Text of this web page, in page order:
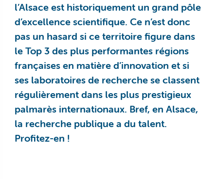
l’Alsace est historiquement un grand pôle
d’excellence scientifique. Ce n’est donc
pas un hasard si ce territoire figure dans
le Top 3 des plus performantes régions
françaises en matière d’innovation et si
ses laboratoires de recherche se classent
régulièrement dans les plus prestigieux
palmarès internationaux. Bref, en Alsace,
la recherche publique a du talent.
Profitez-en !